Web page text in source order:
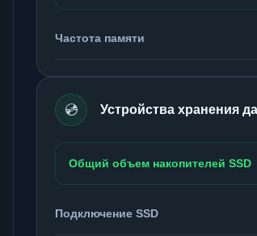
Частота памяти
💿 Устройства хранения
Общий объем накопителей SSD
Подключение SSD